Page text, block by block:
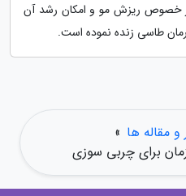
خصوص ریزش مو و امکان رشد آن
طاسی زنده نموده است.
و مقاله ها »
برای چربی سوزی